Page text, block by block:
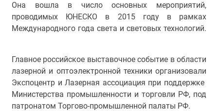
Она вошла в число основных мероприятий,
проводимых ЮНЕСКО в 2015 году в рамках
Международного года света и световых технологий.
Главное российское выставочное событие в области
лазерной и оптоэлектронной техники организовали
Экспоцентр и Лазерная ассоциация при поддержке
Министерства промышленности и торговли РФ, под
патронатом Торгово-промышленной палаты РФ.